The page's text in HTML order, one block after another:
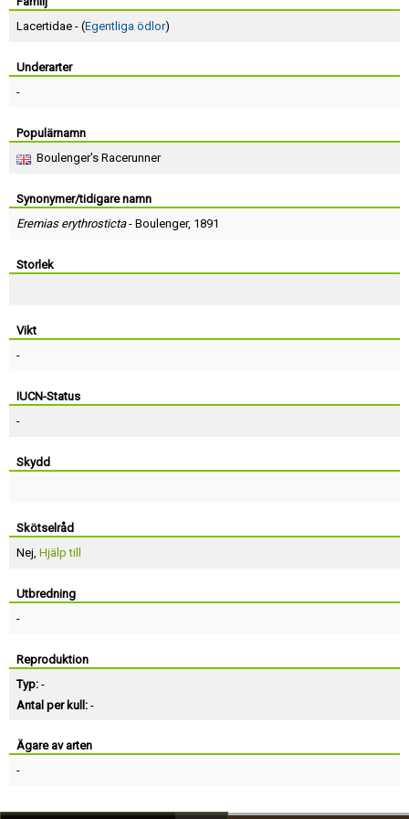
Lacertidae - (Egentliga ödlor)
Underarter
-
Populärnamn
Boulenger's Racerunner
Synonymer/tidigare namn
Eremias erythrosticta- Boulenger, 1891
Storlek
Vikt
-
IUCN-Status
-
Skydd
Skötselråd
Nej, Hjälp till
Utbredning
-
Reproduktion
Typ: -
Antal per kull: -
Ägare av arten
-